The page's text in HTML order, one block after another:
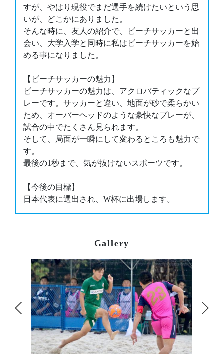
すが、やはり現役でまだ選⼿を続けたいという思
いが、どこかにありました。
そんな時に、友⼈の紹介で、ビーチサッカーと出
会い、⼤学⼊学と同時に私はビーチサッカーを始
める事になりました。
【ビーチサッカーの魅⼒】
ビーチサッカーの魅⼒は、アクロバティックなプ
レーです。サッカーと違い、地⾯が砂で柔らかい
ため、オーバーヘッドのような豪快なプレーが、
試合の中でたくさん⾒られます。
そして、局⾯が⼀瞬にして変わるところも魅⼒で
す。
最後の1秒まで、気が抜けないスポーツです。
【今後の⽬標】
⽇本代表に選出され、W杯に出場します。
Gallery